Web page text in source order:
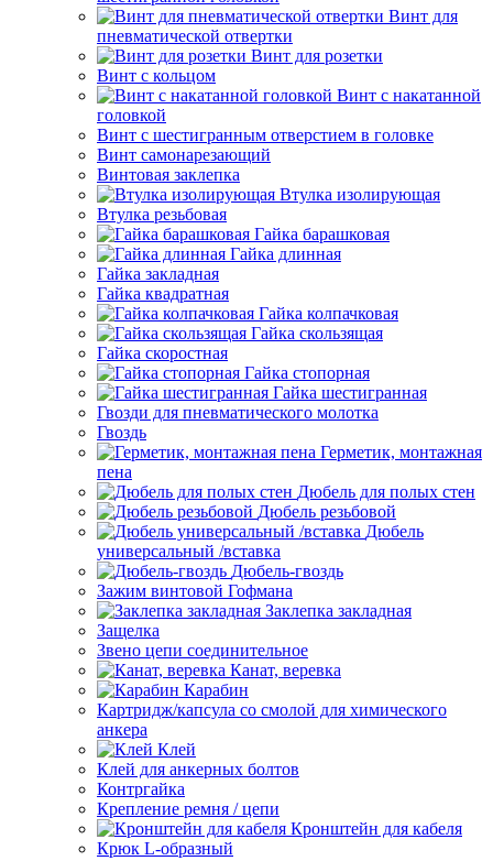
Винт для
пневматической отвертки
Винт для розетки
Винт с кольцом
Винт с накатанной
головкой
Винт с шестигранным отверстием в головке
Винт самонарезающий
Винтовая заклепка
Втулка изолирующая
Втулка резьбовая
Гайка барашковая
Гайка длинная
Гайка закладная
Гайка квадратная
Гайка колпачковая
Гайка скользящая
Гайка скоростная
Гайка стопорная
Гайка шестигранная
Гвозди для пневматического молотка
Гвоздь
Герметик, монтажная
пена
Дюбель для полых стен
Дюбель резьбовой
Дюбель
универсальный /вставка
Дюбель-гвоздь
Зажим винтовой Гофмана
Заклепка закладная
Защелка
Звено цепи соединительное
Канат, веревка
Карабин
Картридж/капсула со смолой для химического
анкера
Клей
Клей для анкерных болтов
Контргайка
Крепление ремня / цепи
Кронштейн для кабеля
Крюк L-образный